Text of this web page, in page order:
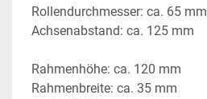
Rollendurchmesser: ca. 65 mm
Achsenabstand: ca. 125 mm
Rahmenhöhe: ca. 120 mm
Rahmenbreite: ca. 35 mm